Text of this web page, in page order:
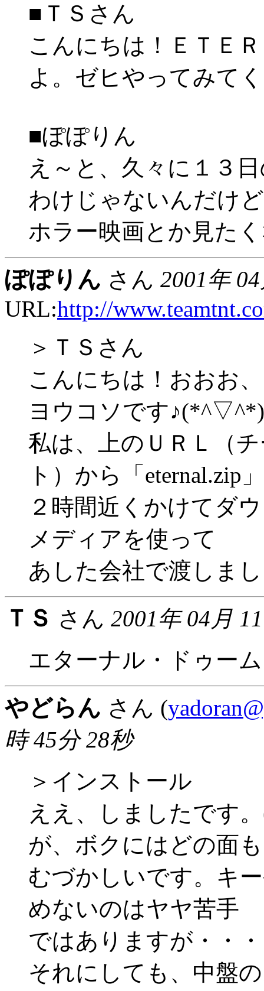
■ＴＳさん
こんにちは！ＥＴＥ
よ。ゼヒやってみて
■ぽぽりん
え～と、久々に１３
わけじゃないんだけ
ホラー映画とか見た
ぽぽりん さん 2001年
URL:http://
＞ＴＳさん
こんにちは！おおお
ヨウコソです
私は、上のＵＲＬ（
ト）から「eternal.zip
２時間近くかけてダ
メディアを使って
あした会社で渡しま
ＴＳ さん 2001年 04月
エターナル・ドゥー
やどらん さん (
時 45分 28秒
＞インストール
ええ、しましたです
が、ボクにはどの面も
むづかしいです。キ
めないのはヤヤ苦手
ではありますが・・・
それにしても、中盤